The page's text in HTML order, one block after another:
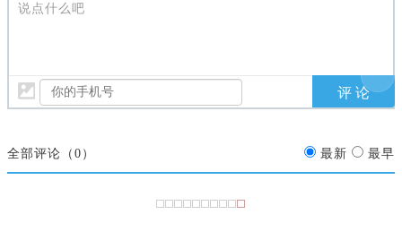
说点什么吧
全部评论（0 ） 最新 最早